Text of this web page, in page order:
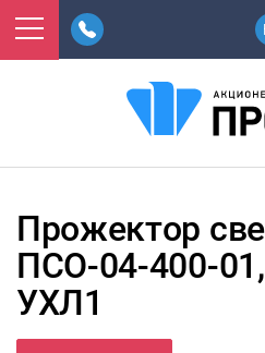
Прожектор
ПСО-04-400-
УХЛ1